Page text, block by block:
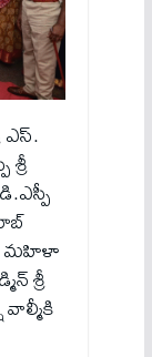
ఎస్.
మహిళా
శ్రీ